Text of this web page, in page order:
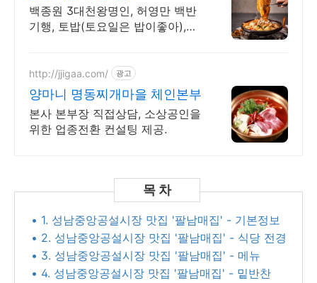
백종원 3대천왕명인, 허영만 백반
기행, 토밥(토요일은 밥이좋아),김
http://jjigaa.com/ 광고
양마니 명동찌개마을 체인본부
본사 본부장 직접상담, 소상공인을
위한 업종전환 컨설팅 제공.
• 1. 성남중앙공설시장 맛집 '팔남매집' - 기본정보
• 2. 성남중앙공설시장 맛집 '팔남매집' - 식당 전경
• 3. 성남중앙공설시장 맛집 '팔남매집' - 메뉴
• 4. 성남중앙공설시장 맛집 '팔남매집' - 밑반찬